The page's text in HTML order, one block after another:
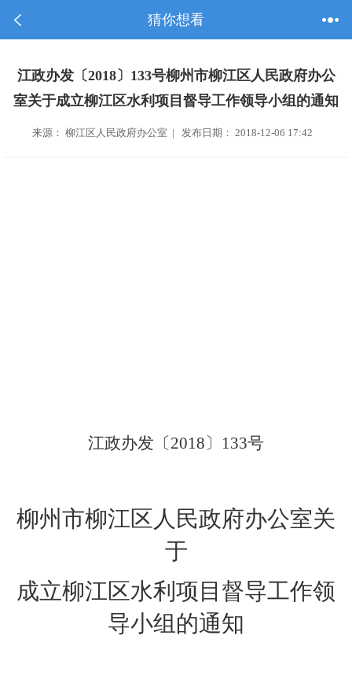
猜你想看
江政办发〔2018〕133号柳州市柳江区人民政府办公
室关于成立柳江区水利项目督导工作领导小组的通知
来源： 柳江区人民政府办公室 | 发布日期： 2018-12-06 17:42
江政办发〔2018〕 133号
柳州市柳江区人民政府办公室关
于
成立柳江区水利项目督导工作领
导小组的通知